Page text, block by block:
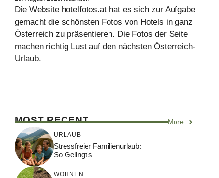
Die Website hotelfotos.at hat es sich zur Aufgabe
gemacht die schönsten Fotos von Hotels in ganz
Österreich zu präsentieren. Die Fotos der Seite
machen richtig Lust auf den nächsten Österreich-
Urlaub.
MOST RECENT More
URLAUB
Stressfreier Familienurlaub:
So Gelingt’s
WOHNEN